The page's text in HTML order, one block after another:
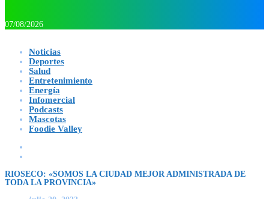
07/08/2026
Noticias
Deportes
Salud
Entretenimiento
Energía
Infomercial
Podcasts
Mascotas
Foodie Valley
RIOSECO: «SOMOS LA CIUDAD MEJOR ADMINISTRADA DE
TODA LA PROVINCIA»